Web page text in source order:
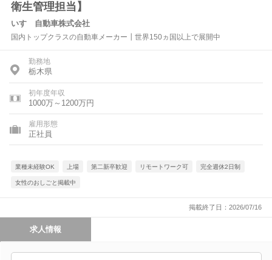
衛生管理担当】
いすゞ自動車株式会社
国内トップクラスの自動車メーカー┃世界150ヵ国以上で展開中
勤務地
栃木県
初年度年収
1000万～1200万円
雇用形態
正社員
業種未経験OK 上場 第二新卒歓迎 リモートワーク可 完全週休2日制
女性のおしごと掲載中
掲載終了日：2026/07/16
求人情報